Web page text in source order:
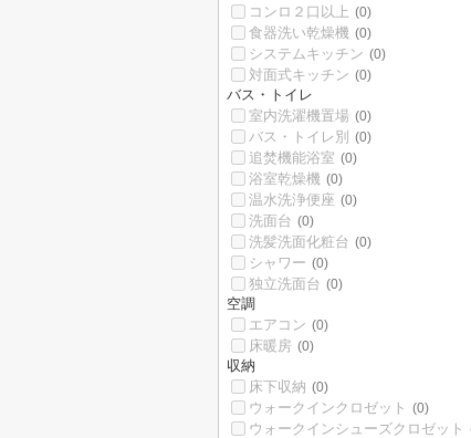
コンロ２口以上 (0)
食器洗い乾燥機 (0)
システムキッチン (0)
対面式キッチン (0)
バス・トイレ
室内洗濯機置場 (0)
バス・トイレ別 (0)
追焚機能浴室 (0)
浴室乾燥機 (0)
温水洗浄便座 (0)
洗面台 (0)
洗髪洗面化粧台 (0)
シャワー (0)
独立洗面台 (0)
空調
エアコン (0)
床暖房 (0)
収納
床下収納 (0)
ウォークインクロゼット (0)
ウォークインシューズクロゼット